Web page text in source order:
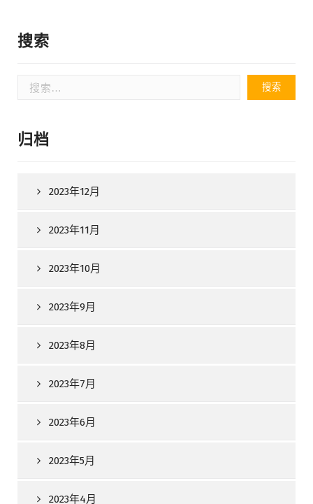
搜索
索：
归档
2023年12月
2023年11月
2023年10月
2023年9月
2023年8月
2023年7月
2023年6月
2023年5月
2023年4月